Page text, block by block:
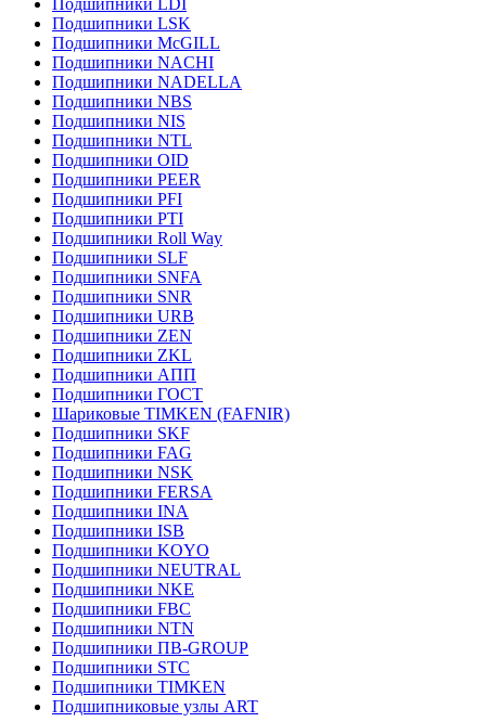
Подшипники LDI
Подшипники LSK
Подшипники McGILL
Подшипники NACHI
Подшипники NADELLA
Подшипники NBS
Подшипники NIS
Подшипники NTL
Подшипники OID
Подшипники PEER
Подшипники PFI
Подшипники PTI
Подшипники Roll Way
Подшипники SLF
Подшипники SNFA
Подшипники SNR
Подшипники URB
Подшипники ZEN
Подшипники ZKL
Подшипники АПП
Подшипники ГОСТ
Шариковые ТІMKEN (FAFNIR)
Подшипники SKF
Подшипники FAG
Подшипники NSK
Подшипники FERSA
Подшипники INA
Подшипники ISB
Подшипники KOYO
Подшипники NEUTRAL
Подшипники NKE
Подшипники FBC
Подшипники NTN
Подшипники ПВ-GROUP
Подшипники STC
Подшипники TIMKEN
Подшипниковые узлы ART